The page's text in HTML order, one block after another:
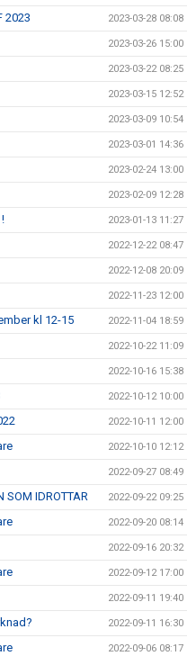
2023 2023-03-28 08:08
2023-03-26 15:00
2023-03-22 08:25
2023-03-15 12:52
2023-03-09 10:54
2023-03-01 14:36
2023-02-24 13:00
2023-02-09 12:28
2023-01-13 11:27
2022-12-22 08:47
2022-12-08 20:09
2022-11-23 12:00
kl 12-15 2022-11-04 18:59
2022-10-22 11:09
2022-10-16 15:38
2022-10-12 10:00
2022-10-11 12:00
2022-10-10 12:12
2022-09-27 08:49
SOM IDROTTAR 2022-09-22 09:25
2022-09-20 08:14
2022-09-16 20:32
2022-09-12 17:00
2022-09-11 19:40
2022-09-11 16:30
2022-09-06 08:17